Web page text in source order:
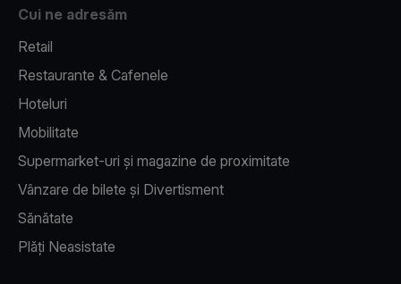
Cui ne adresăm
Retail
Restaurante & Cafenele
Hoteluri
Mobilitate
Supermarket-uri și magazine de proximitate
Vânzare de bilete și Divertisment
Sănătate
Plăți Neasistate